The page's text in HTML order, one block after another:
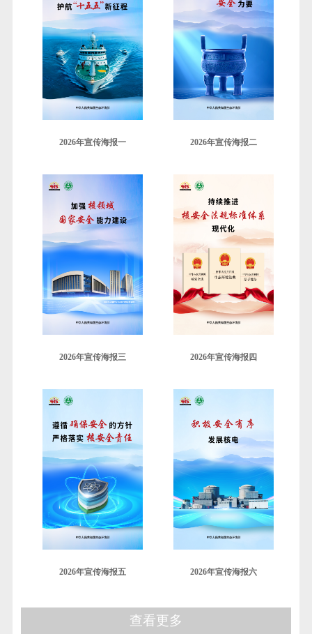
2026年宣传海报一 2026年宣传海报二
2026年宣传海报三 2026年宣传海报四
2026年宣传海报五 2026年宣传海报六
查看更多